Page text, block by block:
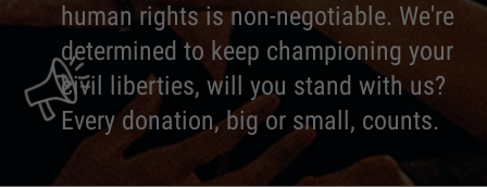
human rights is non-negotiable. We're
determined to keep championing your
civil liberties, will you stand with us?
Every donation, big or small, counts.